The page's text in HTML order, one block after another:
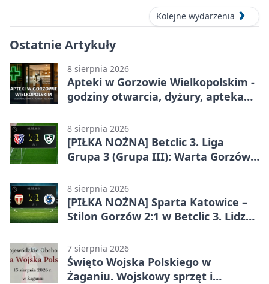
Kolejne wydarzenia
Ostatnie Artykuły
8 sierpnia 2026
Apteki w Gorzowie Wielkopolskim -
godziny otwarcia, dyżury, apteka
8 sierpnia 2026
[PIŁKA NOŻNA] Betclic 3. Liga
Grupa 3 (Grupa III): Warta Gorzów
8 sierpnia 2026
[PIŁKA NOŻNA] Sparta Katowice –
Stilon Gorzów 2:1 w Betclic 3. Lidze
stracili zwycięstwo w doliczonym
czasie
7 sierpnia 2026
Święto Wojska Polskiego w
Żaganiu. Wojskowy sprzęt i